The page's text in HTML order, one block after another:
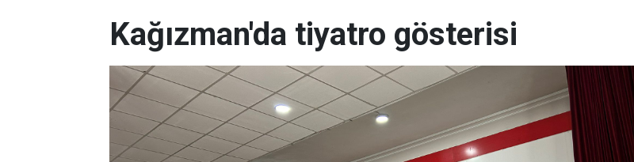
Kağızman'da tiyatro gösterisi